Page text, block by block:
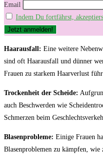
Email
Indem Du fortfährst,
Haarausfall: Eine weitere
sind oft Haarausfall⁣ und dünner
Frauen zu starkem Haarverlust
Trockenheit der Scheide:
auch Beschwerden wie
Schmerzen beim‍
Blasenprobleme: Einige Frauen
Blasenproblemen zu kämpfen,